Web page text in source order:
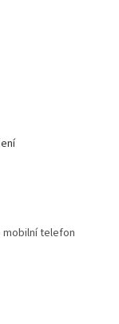
mobilní telefon